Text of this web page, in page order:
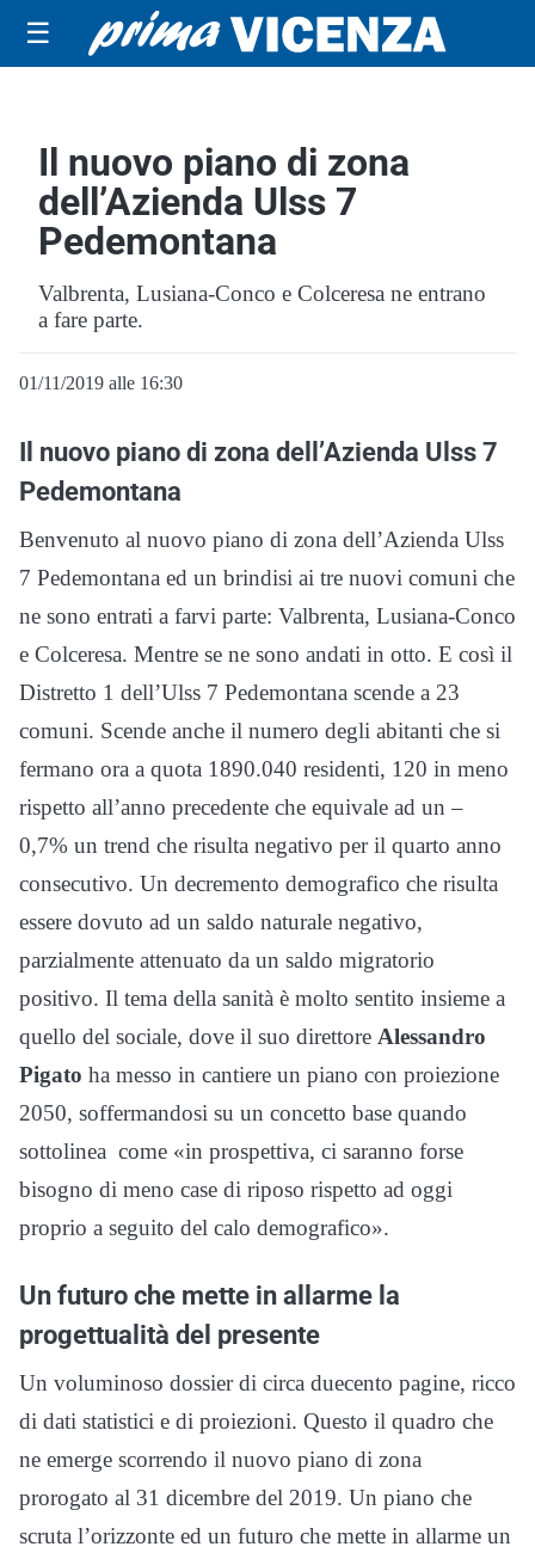
☰
Il nuovo piano di zona
dell’Azienda Ulss 7
Pedemontana
Valbrenta, Lusiana-Conco e Colceresa ne entrano
a fare parte.
01/11/2019 alle 16:30
Il nuovo piano di zona dell’Azienda Ulss 7
Pedemontana
Benvenuto al nuovo piano di zona dell’Azienda Ulss
7 Pedemontana ed un brindisi ai tre nuovi comuni che
ne sono entrati a farvi parte: Valbrenta, Lusiana-Conco
e Colceresa. Mentre se ne sono andati in otto. E così il
Distretto 1 dell’Ulss 7 Pedemontana scende a 23
comuni. Scende anche il numero degli abitanti che si
fermano ora a quota 1890.040 residenti, 120 in meno
rispetto all’anno precedente che equivale ad un –
0,7% un trend che risulta negativo per il quarto anno
consecutivo. Un decremento demografico che risulta
essere dovuto ad un saldo naturale negativo,
parzialmente attenuato da un saldo migratorio
positivo. Il tema della sanità è molto sentito insieme a
quello del sociale, dove il suo direttore Alessandro
Pigato ha messo in cantiere un piano con proiezione
2050, soffermandosi su un concetto base quando
sottolinea come «in prospettiva, ci saranno forse
bisogno di meno case di riposo rispetto ad oggi
proprio a seguito del calo demografico».
Un futuro che mette in allarme la
progettualità del presente
Un voluminoso dossier di circa duecento pagine, ricco
di dati statistici e di proiezioni. Questo il quadro che
ne emerge scorrendo il nuovo piano di zona
prorogato al 31 dicembre del 2019. Un piano che
scruta l’orizzonte ed un futuro che mette in allarme un